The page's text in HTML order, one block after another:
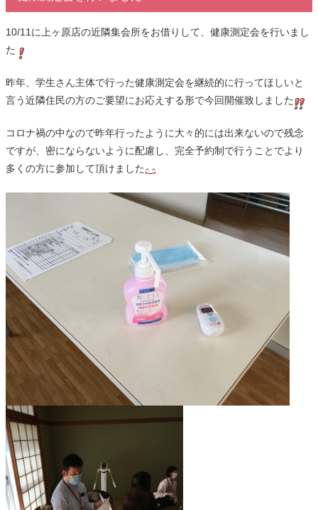
10/11 に上ヶ原店の近隣集会所をお借りして、健康測定会を行いまし
た
昨年、学生さん主体で行った健康測定会を継続的に行ってほしいと
言う近隣住民の方のご要望にお応えする形で今回開催致しました
コロナ禍の中なので昨年行ったように大々的には出来ないので残念
ですが、密にならないように配慮し、完全予約制で行うことでより
多くの方に参加して頂けました